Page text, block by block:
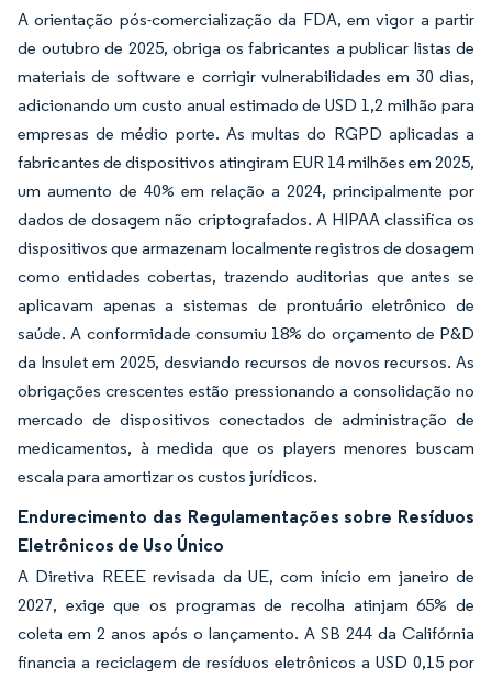
A orientação pós-comercialização da FDA, em vigor a partir
de outubro de 2025, obriga os fabricantes a publicar listas de
materiais de software e corrigir vulnerabilidades em 30 dias,
adicionando um custo anual estimado de USD 1,2 milhão para
empresas de médio porte. As multas do RGPD aplicadas a
fabricantes de dispositivos atingiram EUR 14 milhões em 2025,
um aumento de 40% em relação a 2024, principalmente por
dados de dosagem não criptografados. A HIPAA classifica os
dispositivos que armazenam localmente registros de dosagem
como entidades cobertas, trazendo auditorias que antes se
aplicavam apenas a sistemas de prontuário eletrônico de
saúde. A conformidade consumiu 18% do orçamento de P&D
da Insulet em 2025, desviando recursos de novos recursos. As
obrigações crescentes estão pressionando a consolidação no
mercado de dispositivos conectados de administração de
medicamentos, à medida que os players menores buscam
escala para amortizar os custos jurídicos.
Endurecimento das Regulamentações sobre Resíduos
Eletrônicos de Uso Único
A Diretiva REEE revisada da UE, com início em janeiro de
2027, exige que os programas de recolha atinjam 65% de
coleta em 2 anos após o lançamento. A SB 244 da Califórnia
financia a reciclagem de resíduos eletrônicos a USD 0,15 por